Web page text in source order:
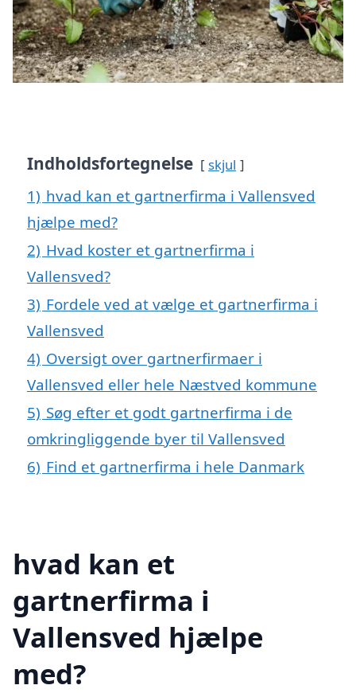
Indholdsfortegnelse skjul
1) hvad kan et gartnerfirma i Vallensved
hjælpe med?
2) Hvad koster et gartnerfirma i
Vallensved?
3) Fordele ved at vælge et gartnerfirma i
Vallensved
4) Oversigt over gartnerfirmaer i
Vallensved eller hele Næstved kommune
5) Søg efter et godt gartnerfirma i de
omkringliggende byer til Vallensved
6) Find et gartnerfirma i hele Danmark
hvad kan et
gartnerfirma i
Vallensved hjælpe
med?